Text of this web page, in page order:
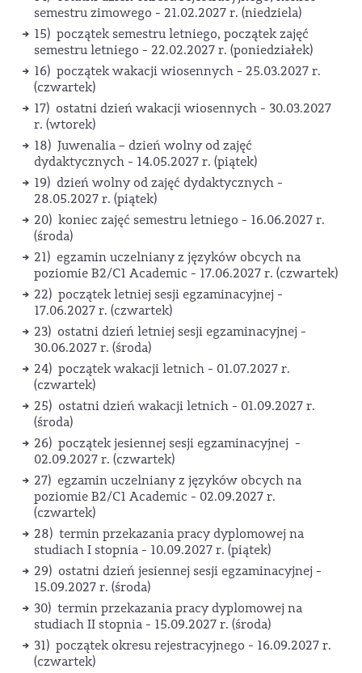
semestru zimowego - 21.02.2027 r. (niedziela)
15) początek semestru letniego, początek zajęć
semestru letniego - 22.02.2027 r. (poniedziałek)
16) początek wakacji wiosennych - 25.03.2027 r.
(czwartek)
17) ostatni dzień wakacji wiosennych - 30.03.2027
r. (wtorek)
18) Juwenalia – dzień wolny od zajęć
dydaktycznych - 14.05.2027 r. (piątek)
19) dzień wolny od zajęć dydaktycznych -
28.05.2027 r. (piątek)
20) koniec zajęć semestru letniego - 16.06.2027 r.
(środa)
21) egzamin uczelniany z języków obcych na
poziomie B2/C1 Academic - 17.06.2027 r. (czwartek)
22) początek letniej sesji egzaminacyjnej -
17.06.2027 r. (czwartek)
23) ostatni dzień letniej sesji egzaminacyjnej -
30.06.2027 r. (środa)
24) początek wakacji letnich - 01.07.2027 r.
(czwartek)
25) ostatni dzień wakacji letnich - 01.09.2027 r.
(środa)
26) początek jesiennej sesji egzaminacyjnej -
02.09.2027 r. (czwartek)
27) egzamin uczelniany z języków obcych na
poziomie B2/C1 Academic - 02.09.2027 r.
(czwartek)
28) termin przekazania pracy dyplomowej na
studiach I stopnia - 10.09.2027 r. (piątek)
29) ostatni dzień jesiennej sesji egzaminacyjnej -
15.09.2027 r. (środa)
30) termin przekazania pracy dyplomowej na
studiach II stopnia - 15.09.2027 r. (środa)
31) początek okresu rejestracyjnego - 16.09.2027 r.
(czwartek)